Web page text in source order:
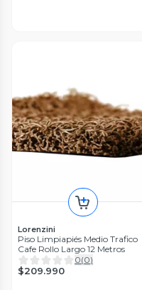
Lorenzini
Piso Limpiapiés Medio Trafico
Cafe Rollo Largo 12 Metros
0(0)
$209.990